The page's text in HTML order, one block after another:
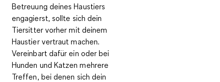
Betreuung deines Haustiers
engagierst, sollte sich dein
Tiersitter vorher mit deinem
Haustier vertraut machen.
Vereinbart dafür ein oder bei
Hunden und Katzen mehrere
Treffen, bei denen sich dein